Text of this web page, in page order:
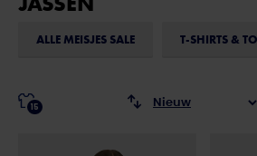
ALLE MEISJES SALE T-SHIRTS &
15